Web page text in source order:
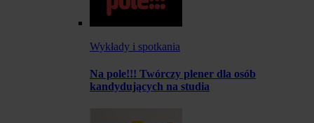
Wykłady i spotkania
Na pole!!! Twórczy plener dla osób
kandydujących na studia